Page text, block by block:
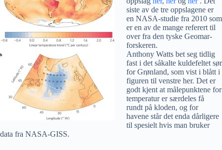
siste av de tre oppslagene er
en NASA-studie fra 2010 som
er en av de mange referert til
over fra den tyske Geomar-
forskeren.
Anthony Watts bet seg tidlig
fast i det såkalte kuldefeltet sør
for Grønland, som vist i blått i
figuren til venstre her. Det er
godt kjent at målepunktene for
temperatur er særdeles få
rundt på kloden, og for
havene står det enda dårligere
til spesielt hvis man bruker
data fra NASA-GISS.